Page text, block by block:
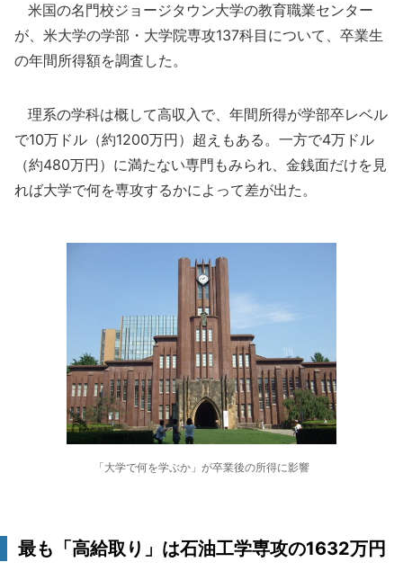
米国の名門校ジョージタウン大学の教育職業センター
が、米大学の学部・大学院専攻137科目について、卒業生
の年間所得額を調査した。
理系の学科は概して高収入で、年間所得が学部卒レベル
で10万ドル（約1200万円）超えもある。一方で4万ドル
（約480万円）に満たない専門もみられ、金銭面だけを見
れば大学で何を専攻するかによって差が出た。
「大学で何を学ぶか」が卒業後の所得に影響
最も「高給取り」は石油工学専攻の1632万円